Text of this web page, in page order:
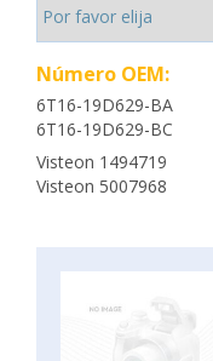
Número OEM:
6T16-19D629-BA
6T16-19D629-BC
Visteon 1494719
Visteon 5007968